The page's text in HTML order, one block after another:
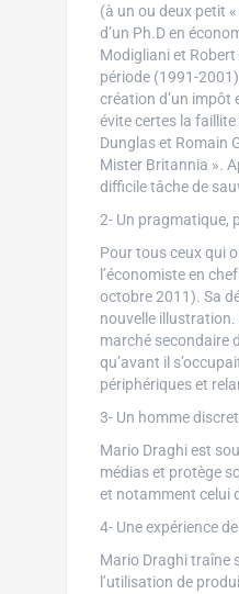
(à un ou deux petit
d’un Ph.D en
Modigliani et Robert
période (1991-
création d’un impôt
évite certes la faillite
Dunglas et Romain
Mister Britannia ».
difficile tâche de
2- Un pragmatique,
Pour tous ceux qui
l’économiste en
octobre 2011). Sa
nouvelle illustration.
marché secondaire
qu’avant il
périphériques et
3- Un homme
Mario Draghi est
médias et protège
et notamment celui
4- Une expérience
Mario Draghi traîne
l’utilisation de